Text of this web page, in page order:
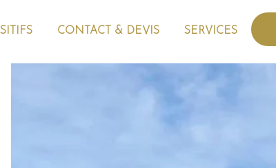
CONTACT & DEVIS SERVICES